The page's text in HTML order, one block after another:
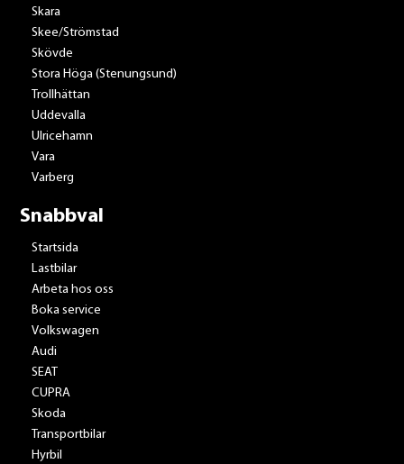
Skara
Skee/Strömstad
Skövde
Stora Höga (Stenungsund)
Trollhättan
Uddevalla
Ulricehamn
Vara
Varberg
Snabbval
Startsida
Lastbilar
Arbeta hos oss
Boka service
Volkswagen
Audi
SEAT
CUPRA
Skoda
Transportbilar
Hyrbil